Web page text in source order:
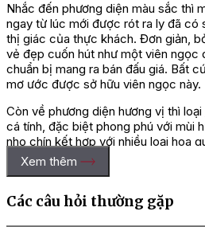
Nhắc đến phương diện màu sắc thì
ngay từ lúc mới được rót ra ly đã có
thị giác của thực khách. Đơn giản,
vẻ đẹp cuốn hút như một viên ngọc
chuẩn bị mang ra bán đấu giá. Bất
mơ ước được sở hữu viên ngọc này.
Còn về phương diện hương vị thì loại
cá tính, đặc biệt phong phú với mùi
nho chín kết hợp với nhiều loại hoa
hương của quả anh đào và quả
thơm liên tục tiếp nối nhau tạo nên
có sự xuất hiện của mùi
Xem thêm
Các câu hỏi thường gặp